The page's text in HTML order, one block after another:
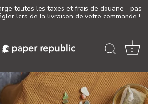
toutes les taxes et frais de douane - pas
lors de la livraison de votre commande !
0